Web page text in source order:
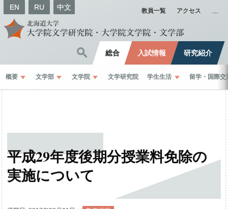
EN RU 中文 教員一覧 アクセス
総合 入試情報 研究紹介
概要 文学部 文学院 文学研究院 学生生活 留学 ・ 国際交
平成29年度後期分授業料免除の
実施について